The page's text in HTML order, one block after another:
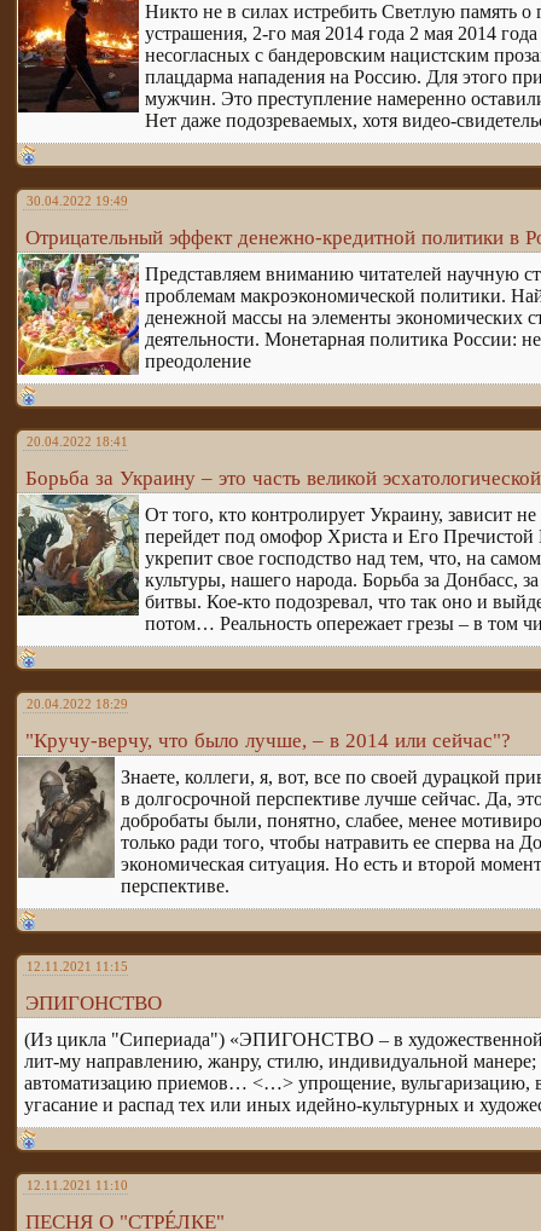
Никто не в силах истребить Светлую память о
устрашения, 2-го мая 2014 года 2 мая 2014
несогласных с бандеровским нацистским
плацдарма нападения на Россию. Для этого
мужчин. Это преступление намеренно
Нет даже подозреваемых, хотя видео-
30.04.2022 19:49
Отрицательный эффект денежно-кредитной политики в
Представляем вниманию читателей научную
проблемам макроэкономической политики.
денежной массы на элементы экономических
деятельности. Монетарная политика России:
преодоление
20.04.2022 18:41
Борьба за Украину – это часть великой
От того, кто контролирует Украину, зависит
перейдет под омофор Христа и Его Пречистой
укрепит свое господство над тем, что, на
культуры, нашего народа. Борьба за Донбасс,
битвы. Кое-кто подозревал, что так оно и
потом… Реальность опережает грезы – в том
20.04.2022 18:29
"Кручу-верчу, что было лучше, – в 2014 или сейчас"?
Знаете, коллеги, я, вот, все по своей дурацкой
в долгосрочной перспективе лучше сейчас. Да,
добробаты были, понятно, слабее, менее
только ради того, чтобы натравить ее сперва на
экономическая ситуация. Но есть и второй
перспективе.
12.11.2021 11:15
ЭПИГОНСТВО
(Из цикла "Сипериада") «ЭПИГОНСТВО – в художественной
лит-му направлению, жанру, стилю, индивидуальной
автоматизацию приемов… <…> упрощение,
угасание и распад тех или иных идейно-культурных и
12.11.2021 11:10
ПЕСНЯ О "СТРÉЛКЕ"